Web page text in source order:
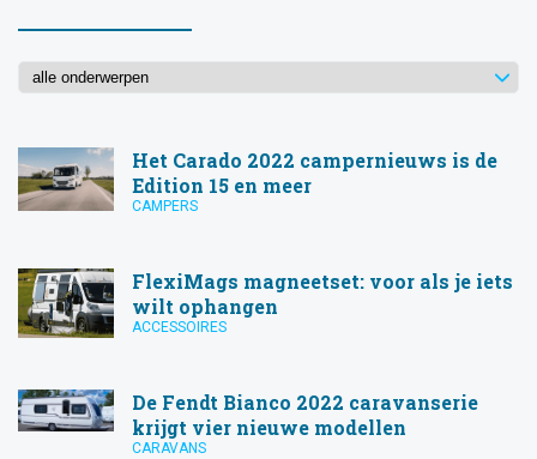
Het Carado 2022 campernieuws is de
Edition 15 en meer
CAMPERS
FlexiMags magneetset: voor als je iets
wilt ophangen
ACCESSOIRES
De Fendt Bianco 2022 caravanserie
krijgt vier nieuwe modellen
CARAVANS